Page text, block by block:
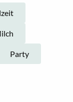
Party